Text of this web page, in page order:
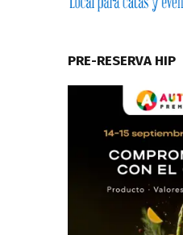
PRE-RESERVA HIP